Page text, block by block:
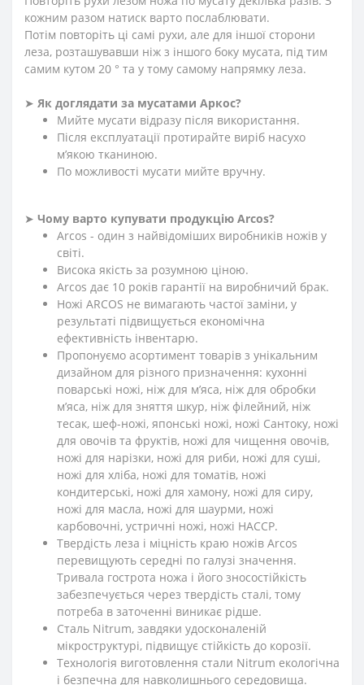
кожним разом натиск варто послаблювати.
Потім повторіть ці самі рухи, але для іншої сторони
леза, розташувавши ніж з іншого боку мусата, під тим
самим кутом 20 ° та у тому самому напрямку леза.
➤ Як доглядати за мусатами Аркос?
Мийте мусати відразу після використання.
Після експлуатації протирайте виріб насухо
м’якою тканиною.
По можливості мусати мийте вручну.
➤ Чому варто купувати продукцію Arcos?
Arcos - один з найвідоміших виробників ножів у
світі.
Висока якість за розумною ціною.
Arcos дає 10 років гарантії на виробничий брак.
Ножі ARCOS не вимагають частої заміни, у
результаті підвищується економічна
ефективність інвентарю.
Пропонуємо асортимент товарів з унікальним
дизайном для різного призначення: кухонні
поварські ножі, ніж для м’яса, ніж для обробки
м’яса, ніж для зняття шкур, ніж філейний, ніж
тесак, шеф-ножі, японські ножі, ножі Сантоку, ножі
для овочів та фруктів, ножі для чищення овочів,
ножі для нарізки, ножі для риби, ножі для суші,
ножі для хліба, ножі для томатів, ножі
кондитерські, ножі для хамону, ножі для сиру,
ножі для масла, ножі для шаурми, ножі
карбовочні, устричні ножі, ножі HACCP.
Твердість леза і міцність краю ножів Arcos
перевищують середні по галузі значення.
Тривала гострота ножа і його зносостійкість
забезпечується через твердість сталі, тому
потреба в заточенні виникає рідше.
Сталь Nitrum, завдяки удосконаленій
мікроструктурі, підвищує стійкість до корозії.
Технологія виготовлення стали Nitrum екологічна
і безпечна для навколишнього середовища.